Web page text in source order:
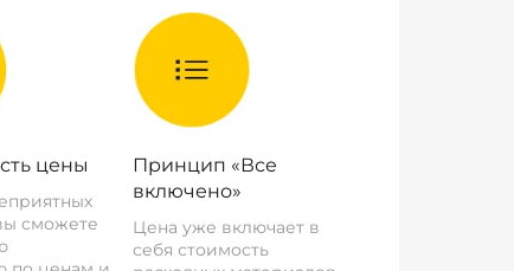
цены
сможете
Принцип «Все
включено»
Цена уже включает в
себя стоимость